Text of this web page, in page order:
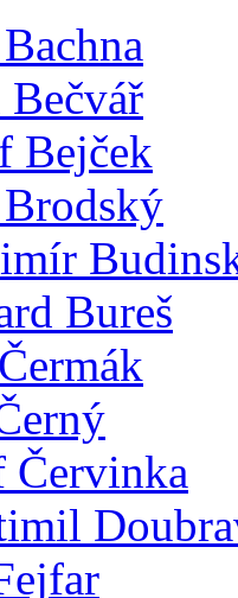
Bečvář
Bejček
Bureš
Červinka